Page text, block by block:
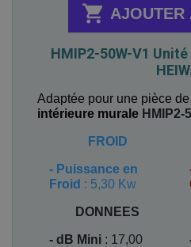
 AJOUTER
HMIP2-50W-V1
Adaptée pour une pièce de
intérieure murale HMIP2-
FROID
- Puissance en
Froid : 5,30 Kw
DONNEES
- dB Mini : 17,00